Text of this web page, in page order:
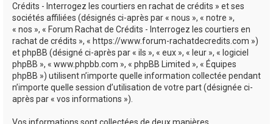
Crédits - Interrogez les courtiers en rachat de crédits » et ses
sociétés affiliées (désignés ci-après par « nous », « notre »,
« nos », « Forum Rachat de Crédits - Interrogez les courtiers en
rachat de crédits », « https://www.forum-rachatdecredits.com »)
et phpBB (désigné ci-après par « ils », « eux », « leur », « logiciel
phpBB », « www.phpbb.com », « phpBB Limited », « Équipes
phpBB ») utilisent n’importe quelle information collectée pendant
n’importe quelle session d’utilisation de votre part (désignée ci-
après par « vos informations »).
Vos informations sont collectées de deux manières.